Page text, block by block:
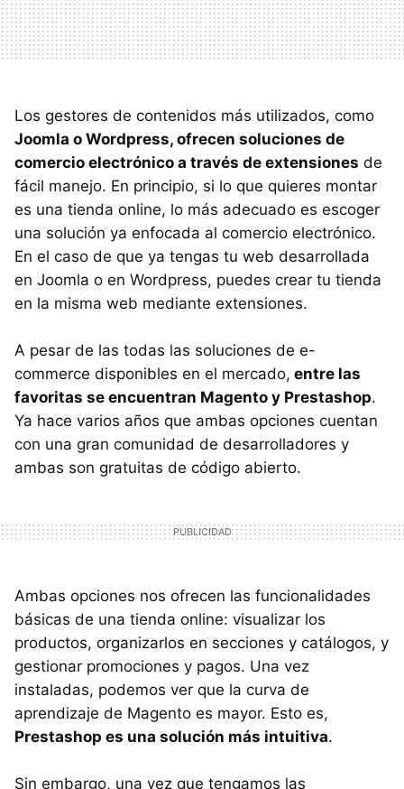
Los gestores de contenidos más utilizados, como
Joomla o Wordpress, ofrecen soluciones de
comercio electrónico a través de extensiones de
fácil manejo. En principio, si lo que quieres montar
es una tienda online, lo más adecuado es escoger
una solución ya enfocada al comercio electrónico.
En el caso de que ya tengas tu web desarrollada
en Joomla o en Wordpress, puedes crear tu tienda
en la misma web mediante extensiones.
A pesar de las todas las soluciones de e-
commerce disponibles en el mercado, entre las
favoritas se encuentran Magento y Prestashop.
Ya hace varios años que ambas opciones cuentan
con una gran comunidad de desarrolladores y
ambas son gratuitas de código abierto.
Ambas opciones nos ofrecen las funcionalidades
básicas de una tienda online: visualizar los
productos, organizarlos en secciones y catálogos, y
gestionar promociones y pagos. Una vez
instaladas, podemos ver que la curva de
aprendizaje de Magento es mayor. Esto es,
Prestashop es una solución más intuitiva.
Sin embargo, una vez que tengamos las